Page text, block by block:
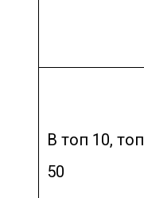
В топ 10, топ
50